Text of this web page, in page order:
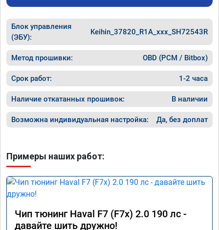
Блок управления
(ЭБУ):
Keihin_37820_R1A_xxx_SH72543R
Метод прошивки: OBD (PCM / Bitbox)
Срок работ: 1-2 часа
Наличие откатанных прошивок: В наличии
Возможна индивидуальная настройка: Да, без доплат
Примеры наших работ:
Чип тюнинг Haval F7 (F7x) 2.0 190 лс -
давайте шить дружно!